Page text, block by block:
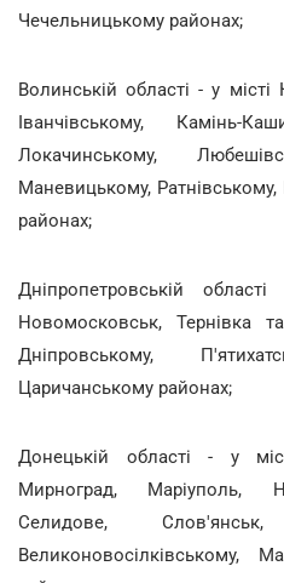
Чечельницькому районах;
Волинській області - у
Іванчівському, Камінь-
Локачинському,
Маневицькому,
районах;
Дніпропетровській
Новомосковськ, Тернівка
Дніпровському,
Царичанському районах;
Донецькій області - у
Мирноград, Маріуполь,
Селидове,
Великоновосілківському,